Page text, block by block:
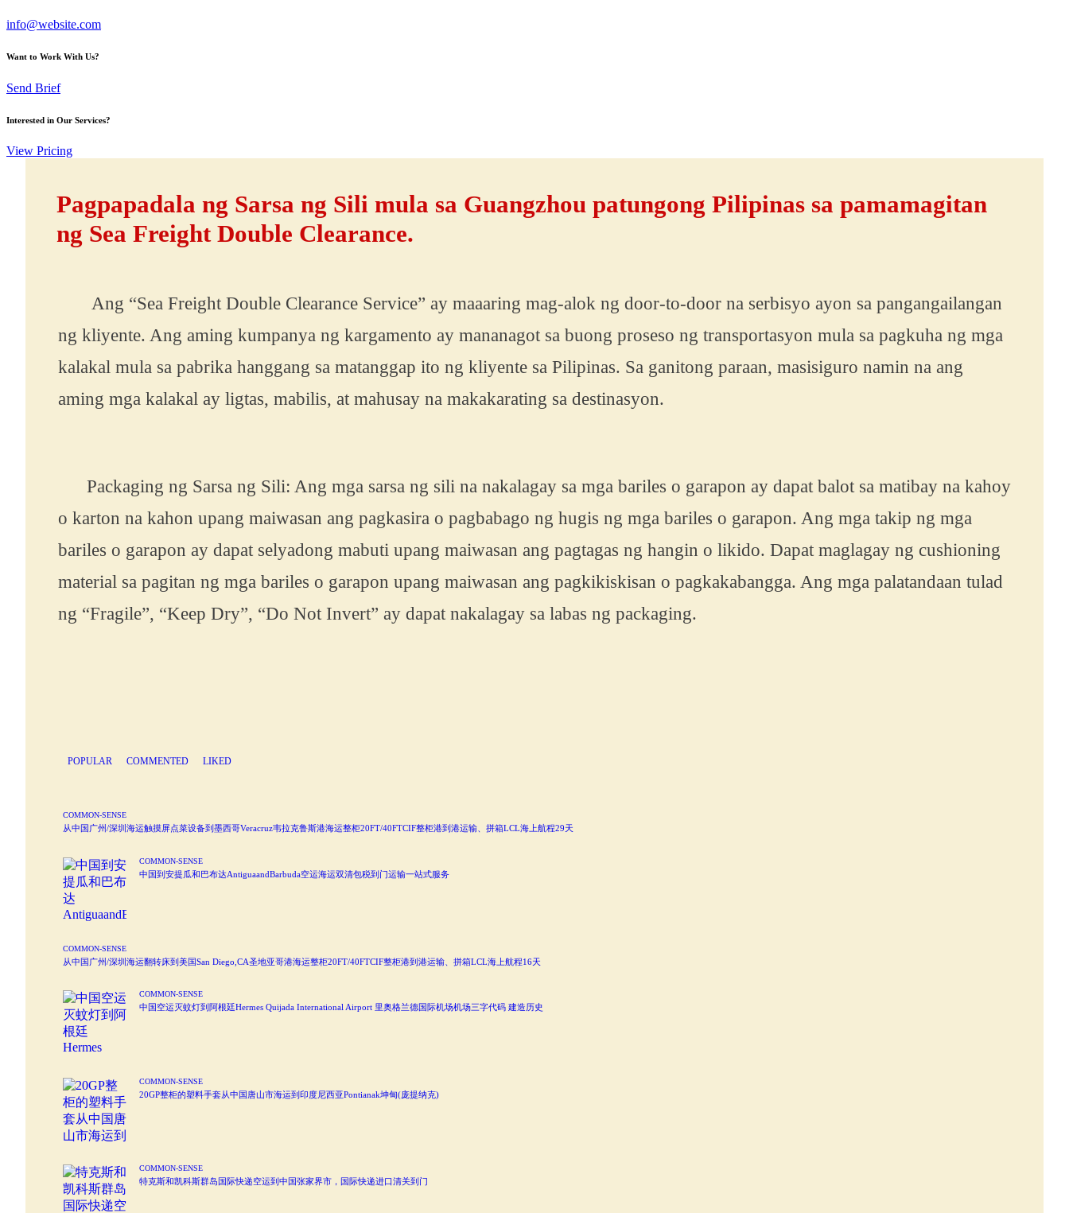
info@website.com
Want to Work With Us?
Send Brief
Interested in Our Services?
View Pricing
Pagpapadala ng Sarsa ng Sili mula sa Guangzhou patungong Pilipinas sa pamamagitan
ng Sea Freight Double Clearance.
Ang “Sea Freight Double Clearance Service” ay maaaring mag-alok ng door-to-door na serbisyo ayon sa pangangailangan
ng kliyente. Ang aming kumpanya ng kargamento ay mananagot sa buong proseso ng transportasyon mula sa pagkuha ng mga
kalakal mula sa pabrika hanggang sa matanggap ito ng kliyente sa Pilipinas. Sa ganitong paraan, masisiguro namin na ang
aming mga kalakal ay ligtas, mabilis, at mahusay na makakarating sa destinasyon.
Packaging ng Sarsa ng Sili: Ang mga sarsa ng sili na nakalagay sa mga bariles o garapon ay dapat balot sa matibay na kahoy
o karton na kahon upang maiwasan ang pagkasira o pagbabago ng hugis ng mga bariles o garapon. Ang mga takip ng mga
bariles o garapon ay dapat selyadong mabuti upang maiwasan ang pagtagas ng hangin o likido. Dapat maglagay ng cushioning
material sa pagitan ng mga bariles o garapon upang maiwasan ang pagkikiskisan o pagkakabangga. Ang mga palatandaan tulad
ng “Fragile”, “Keep Dry”, “Do Not Invert” ay dapat nakalagay sa labas ng packaging.
POPULAR COMMENTED LIKED
COMMON-SENSE
从中国广州/深圳海运触摸屏点菜设备到墨西哥Veracruz韦拉克鲁斯港海运整柜20FT/40FTCIF整柜港到港运输、拼箱LCL海上航程29天
COMMON-SENSE
中国到安提瓜和巴布达AntiguaandBarbuda空运海运双清包税到门运输一站式服务
COMMON-SENSE
从中国广州/深圳海运翻转床到美国San Diego,CA圣地亚哥港海运整柜20FT/40FTCIF整柜港到港运输、拼箱LCL海上航程16天
COMMON-SENSE
中国空运灭蚊灯到阿根廷Hermes Quijada International Airport 里奥格兰德国际机场机场三字代码 建造历史
COMMON-SENSE
20GP整柜的塑料手套从中国唐山市海运到印度尼西亚Pontianak坤甸(庞提纳克)
COMMON-SENSE
特克斯和凯科斯群岛国际快递空运到中国张家界市，国际快递进口清关到门